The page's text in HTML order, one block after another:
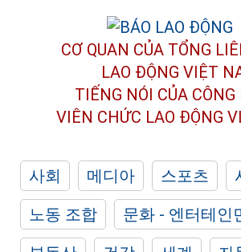
CƠ QUAN CỦA TỔNG
LAO ĐỘNG VIỆT
TIẾNG NÓI CỦA
VIÊN CHỨC LAO ĐỘNG
사회 메디아 스포츠
노동 조합
문화 - 엔터테인